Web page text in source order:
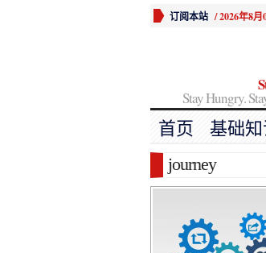
订阅本站 /2026年8
Stay Hungry.
首页 基础知
journey